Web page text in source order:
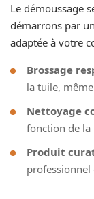
Le démoussage
démarrons par
adaptée à votre
Brossage
la tuile,
Nettoyage
fonction de la
Produit
professionnel